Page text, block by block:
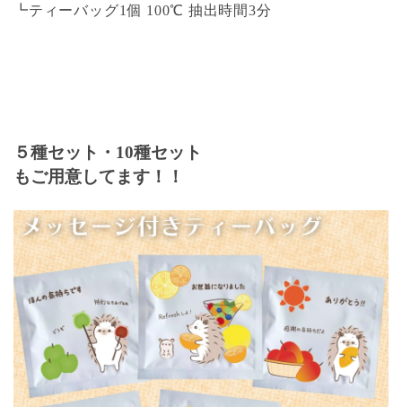
┗ティーバッグ1個 100℃ 抽出時間3分
５種セット・10種セット
もご用意してます！！